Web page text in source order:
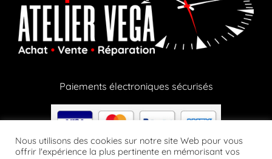
Paiements électroniques sécurisés
Nous utilisons des cookies sur notre site Web pour vous
offrir l'expérience la plus pertinente en mémorisant vos